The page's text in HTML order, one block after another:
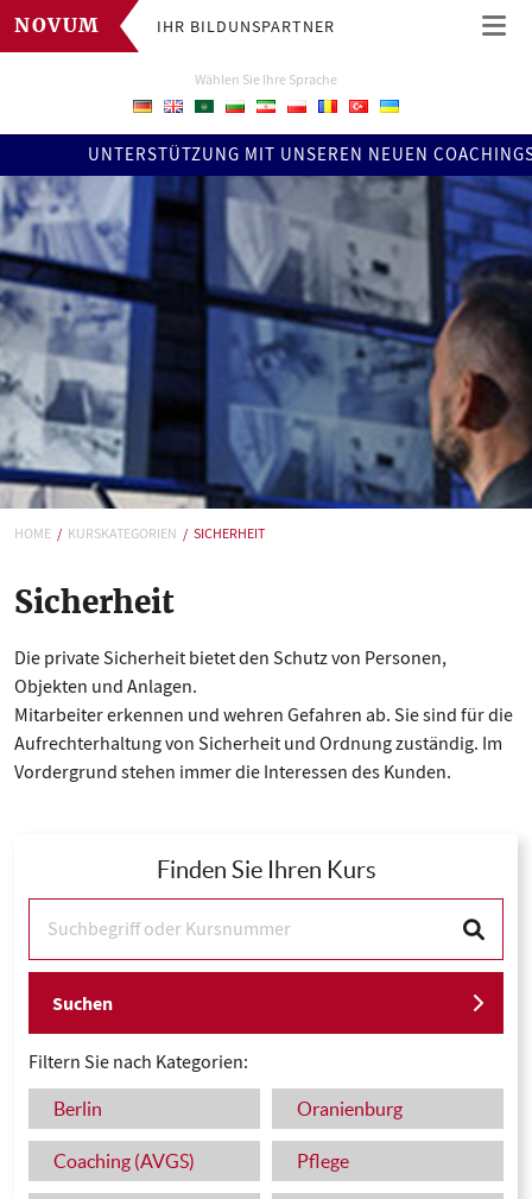
NOVUM IHR BILDUNSPARTNER
Wählen Sie Ihre Sprache
UNTERSTÜTZUNG MIT UNSEREN NEUEN COACHINGS
HOME KURSKATEGORIEN SICHERHEIT
Sicherheit
Die private Sicherheit bietet den Schutz von Personen,
Objekten und Anlagen.
Mitarbeiter erkennen und wehren Gefahren ab. Sie sind für die
Aufrechterhaltung von Sicherheit und Ordnung zuständig. Im
Vordergrund stehen immer die Interessen des Kunden.
Finden Sie Ihren Kurs
Suchen
Filtern Sie nach Kategorien:
Berlin Oranienburg
Coaching (AVGS) Pflege